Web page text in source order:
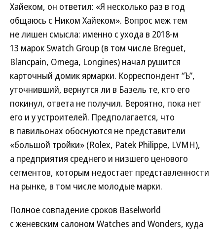
Хайеком, он ответил: «Я несколько раз в год
общаюсь с Ником Хайеком». Вопрос меж тем
не лишен смысла: именно с ухода в 2018-м
13 марок Swatch Group (в том числе Breguet,
Blancpain, Omega, Longines) начал рушится
карточный домик ярмарки. Корреспондент “Ъ”,
уточнивший, вернутся ли в Базель те, кто его
покинул, ответа не получил. Вероятно, пока нет
его и у устроителей. Предполагается, что
в павильонах обоснуются не представители
«большой тройки» (Rolex, Patek Philippe, LVMH),
а предприятия среднего и низшего ценового
сегментов, которым недостает представленности
на рынке, в том числе молодые марки.
Полное совпадение сроков Baselworld
с женевским салоном Watches and Wonders, куда